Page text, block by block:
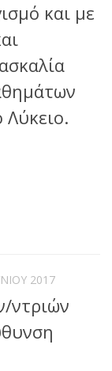
και με
Λύκειο.
2017
ντριών